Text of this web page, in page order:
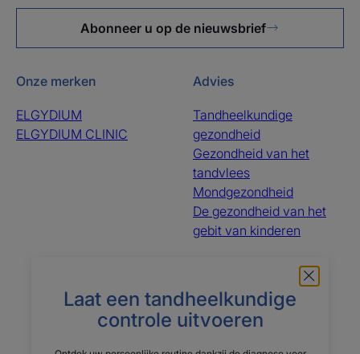
Laat een tandheelkundige
controle uitvoeren
Abonneer u op de nieuwsbrief
Onze merken
ELGYDIUM
ELGYDIUM CLINIC
Advies
Tandheelkundige
gezondheid
Gezondheid van het
tandvlees
Mondgezondheid
De gezondheid van het
gebit van kinderen
Vaak gestelde vragenLe groupe Pierre Fabre
Contacteer onsWie zijn wij?